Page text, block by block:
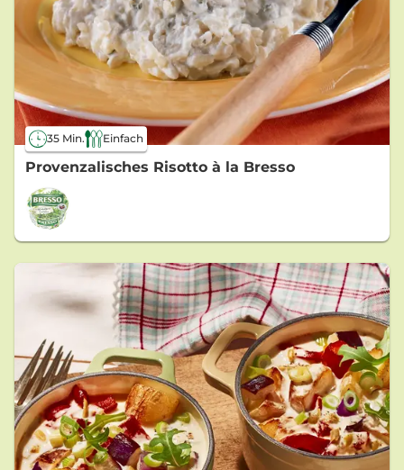
35 Min. Einfach
Provenzalisches Risotto à la Bresso